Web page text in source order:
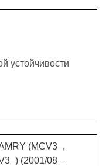
устойчивости
(MCV3_,
(2001/08 –